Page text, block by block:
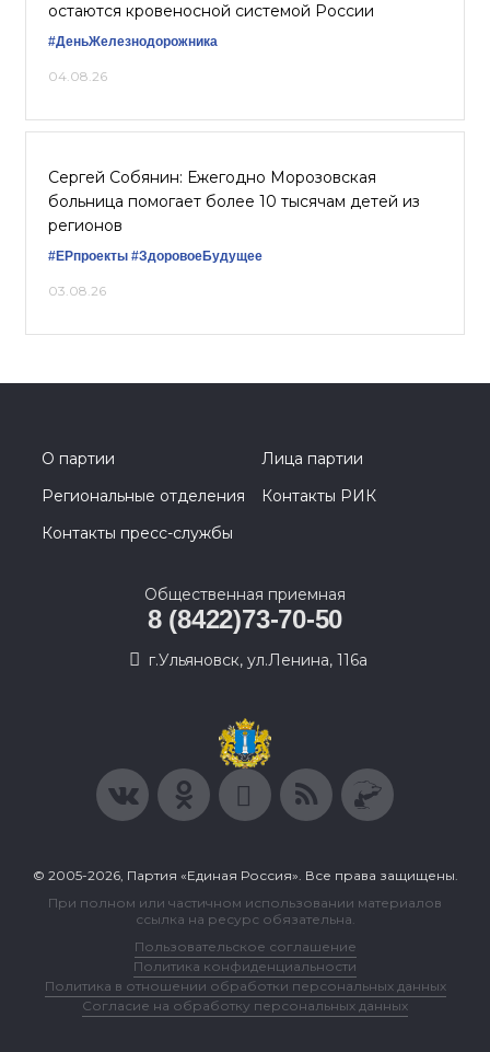
остаются кровеносной системой России
#ДеньЖелезнодорожника
04.08.26
Сергей Собянин: Ежегодно Морозовская
больница помогает более 10 тысячам детей из
регионов
#ЕРпроекты #ЗдоровоеБудущее
03.08.26
О партии
Лица партии
Региональные отделения
Контакты РИК
Контакты пресс-службы
Общественная приемная
8 (8422)73-70-50
г.Ульяновск, ул.Ленина, 116а
© 2005-2026, Партия «Единая Россия». Все права защищены.
При полном или частичном использовании материалов
ссылка на ресурс обязательна.
Пользовательское соглашение
Политика конфиденциальности
Политика в отношении обработки персональных данных
Согласие на обработку персональных данных